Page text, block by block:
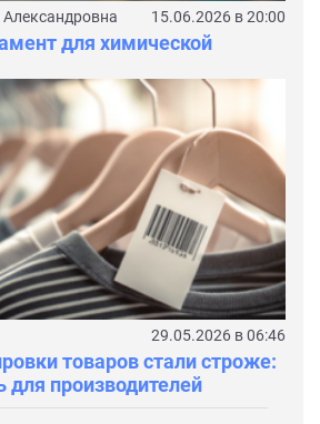
15.06.2026 в 20:00
для химической
29.05.2026 в 06:46
товаров стали строже:
для производителей